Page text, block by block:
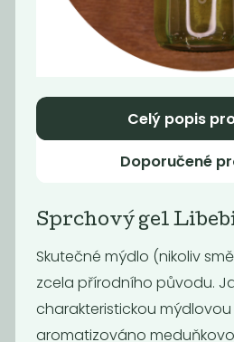
/ Kg
Tekuté mýdlo
na ruce Tierra...
Celý popis
Doporučené
Sprchový gel
Skutečné mýdlo (nikoliv
zcela přírodního původu.
charakteristickou
aromatizováno